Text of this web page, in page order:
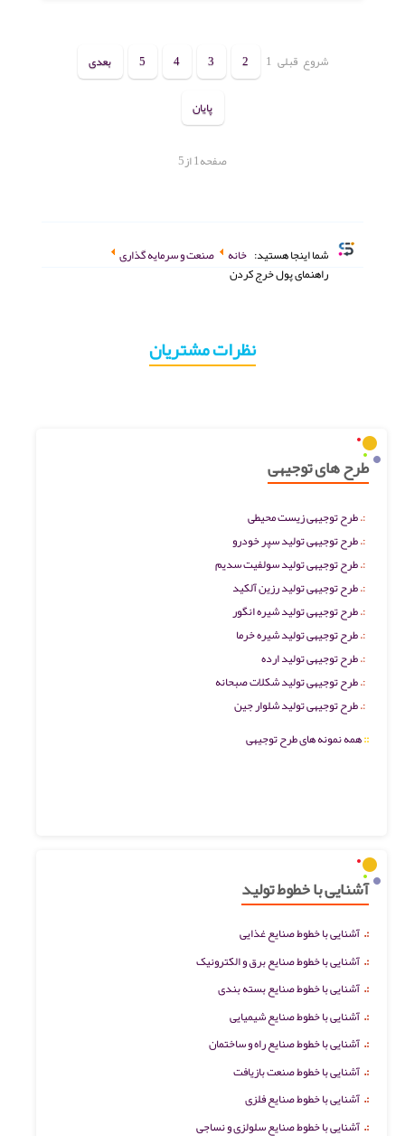
شروع قبلی 1
2
3
4
5 بعدی
پایان
صفحه1 از5
شما اینجا هستید: خانه
صنعت و سرمایه گذاری
راهنمای پول خرج کردن
نظرات مشتریان
طرح های توجیهی
طرح توجیهی زیست محیطی
طرح توجیهی تولید سپر خودرو
طرح توجیهی تولید سولفیت سدیم
طرح توجیهی تولید رزین آلکید
طرح توجیهی تولید شیره انگور
طرح توجیهی تولید شیره خرما
طرح توجیهی تولید ارده
طرح توجیهی تولید شکلات صبحانه
طرح توجیهی تولید شلوار جین
::همه نمونه های طرح توجیهی
آشنایی با خطوط تولید
:. آشنایی با خطوط صنایع غذایی
:. آشنایی با خطوط صنایع برق و الکترونیک
:. آشنایی با خطوط صنایع بسته بندی
:. آشنایی با خطوط صنایع شیمیایی
:. آشنایی با خطوط صنایع راه و ساختمان
:. آشنایی با خطوط صنعت بازیافت
:. آشنایی با خطوط صنایع فلزی
:. آشنایی با خطوط صنایع سلولزی و نساجی